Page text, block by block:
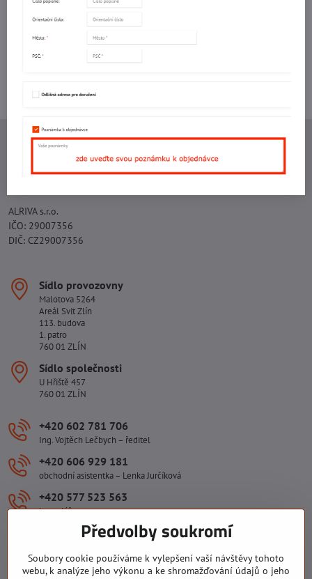
Potřebujete poradit s objednávkou?
Kontaktujte nás:
Ing. Vojtěch Lečbych - IVL
IČO: 60560908
ALRIVA s.r.o.
IČO: 29007356
DIČ: CZ29007356
Sídlo provozovny
Malotova 5264
Areál Svit Zlín
113. budova
1. patro
760 01 ZLÍN
Sídlo společnosti
U Hřiště 457
760 01 ZLÍN
+420 602 781 706
Ing. Vojtěch Lečbych – ředitel
+420 606 929 181
obchodní asistentka – Lenka Jurčíková
+420 577 523 563
kancelář
ivlecbych​@seznam​.cz
Předvolby soukromí
Soubory cookie používáme k vylepšení vaší návštěvy tohoto
webu, k analýze jeho výkonu a ke shromažďování údajů o jeho